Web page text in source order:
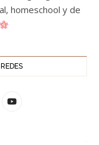
homeschool y de